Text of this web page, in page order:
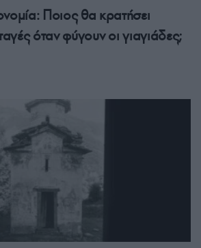
Ποιος θα κρατήσει
όταν φύγουν οι γιαγιάδες;